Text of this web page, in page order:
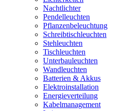
Nachtlichter
Pendelleuchten
Pflanzenbeleuchtung
Schreibtischleuchten
Stehleuchten
Tischleuchten
Unterbauleuchten
Wandleuchten
Batterien & Akkus
Elektroinstallation
Energieverteilung
Kabelmanagement